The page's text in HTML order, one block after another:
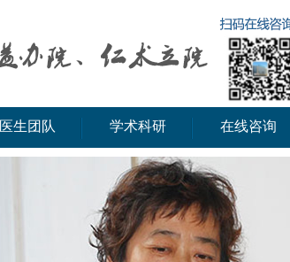
医生团队 学术科研 在线咨询